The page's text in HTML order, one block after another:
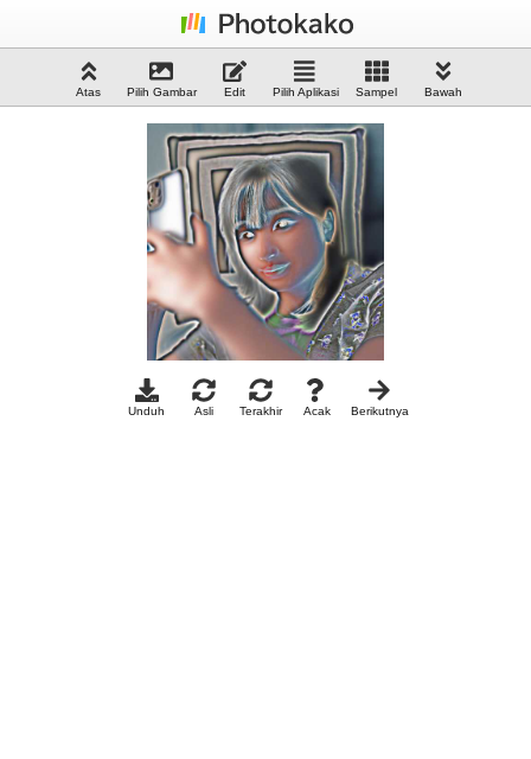
Atas Pilih Gambar Edit Pilih Aplikasi Sampel Bawah
Unduh Asli Terakhir Acak Berikutnya